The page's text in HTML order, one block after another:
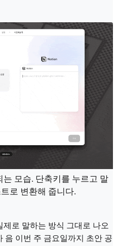
모습. 단축키를 누르고 말
로 변환해 줍니다.
로 말하는 방식 그대로 나오
음 이번 주 금요일까지 초안 공